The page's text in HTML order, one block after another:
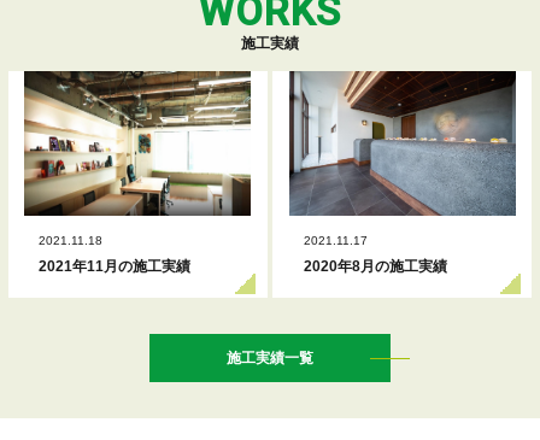
WORKS
施工実績
2021.11.18
2021年11月の施工実績
2021.11.17
2020年8月の施工実績
施工実績一覧